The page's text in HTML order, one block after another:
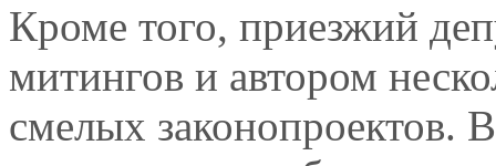
Кроме того, приезжий
митингов и автором
смелых законопроектов.